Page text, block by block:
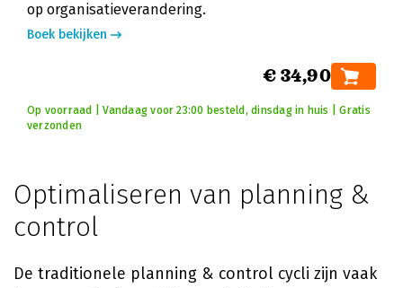
op organisatieverandering.
Boek bekijken
€ 34,90
Op voorraad | Vandaag voor 23:00 besteld, dinsdag in huis | Gratis
verzonden
Optimaliseren van planning &
control
De traditionele planning & control cycli zijn vaak